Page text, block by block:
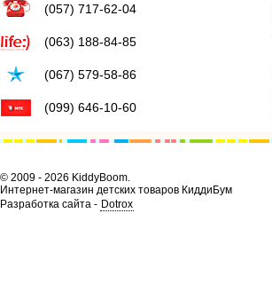
(057) 717-62-04
(063) 188-84-85
(067) 579-58-86
(099) 646-10-60
© 2009 - 2026 KiddyBoom.
Интернет-магазин детских товаров КиддиБум
Разработка сайта - Dotrox